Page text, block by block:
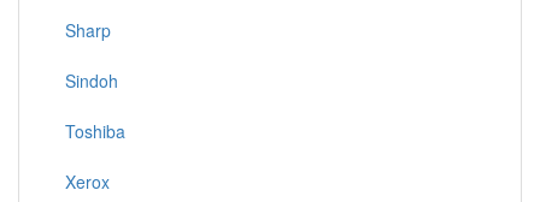
Sharp
Sindoh
Toshiba
Xerox